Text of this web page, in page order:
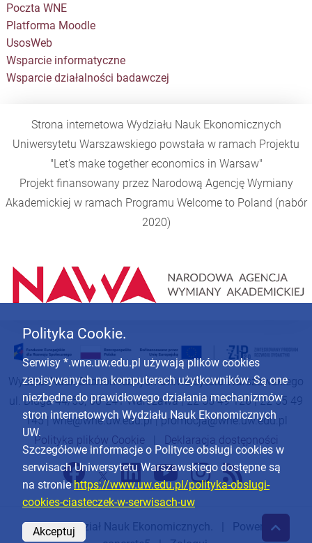
Poczta WNE
Platforma Moodle
UsosWeb
Wsparcie informatyczne
Wsparcie działalności badawczej
Strona internetowa Wydziału Nauk Ekonomicznych
Uniwersytetu Warszawskiego powstała w ramach Projektu
"Let's make together economics in Warsaw"
Projekt finansowany przez Narodową Agencję Wymiany
Akademickiej w ramach Programu Welcome to Poland (nabór
2020)
Wydział Nauk Ekonomicznych Uniwersytetu Warszawskiego
ul. Długa 44/50, 00-241 Warszawa | 22 55 49 126 | 22 55 49
145 |wne@wne.uw.edu.pl|promocja@wne.uw.edu.pl
Polityka plików Cookie| Deklaracja dostępności
Polityka Cookie.
Serwisy *.wne.uw.edu.pl używają plików cookies
zapisywanych na komputerach użytkowników. Są one
niezbędne do prawidłowego działania mechanizmów
stron internetowych Wydziału Nauk Ekonomicznych
UW.
Szczegółowe informacje o Polityce obsługi cookies w
serwisach Uniwersytetu Warszawskiego dostępne są
na stroniehttps://www.uw.edu.pl/polityka-obslugi-
cookies-ciasteczek-w-serwisach-uw
Akceptuj
© 2026Wydział Nauk Ekonomicznych
. | Powered by